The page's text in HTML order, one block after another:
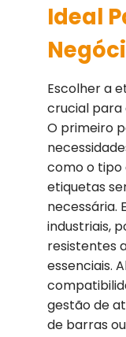
Ideal
Escolher a
crucial para
O primeiro
como o tipo
etiquetas
necessária.
industriais,
resistentes
essenciais.
gestão de
de barras